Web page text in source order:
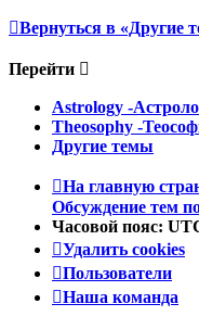
Вернуться в «Другие
Перейти
Astrology -
Theosophy -
Другие темы
На главную
Обсуждение тем
Часовой пояс:
Удалить cookies
Пользователи
Наша команда